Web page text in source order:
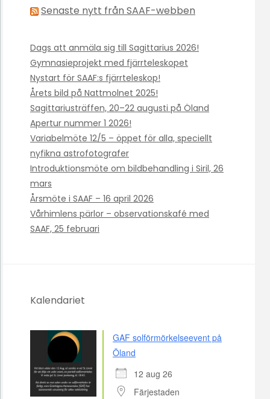
Senaste nytt från SAAF-webben
Dags att anmäla sig till Sagittarius 2026!
Gymnasieprojekt med fjärrteleskopet
Nystart för SAAF:s fjärrteleskop!
Årets bild på Nattmolnet 2025!
Sagittariusträffen, 20–22 augusti på Öland
Apertur nummer 1 2026!
Variabelmöte 12/5 – öppet för alla, speciellt
nyfikna astrofotografer
Introduktionsmöte om bildbehandling i Siril, 26
mars
Årsmöte i SAAF – 16 april 2026
Vårhimlens pärlor – observationskafé med
SAAF, 25 februari
Kalendariet
GAF solförmörkelseevent på
Öland
12 aug 26
Färjestaden